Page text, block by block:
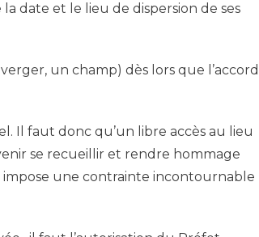
date et le lieu de dispersion de ses
un champ) dès lors que l’accord
Il faut donc qu’un libre accès au lieu
se recueillir et rendre hommage
une contrainte incontournable